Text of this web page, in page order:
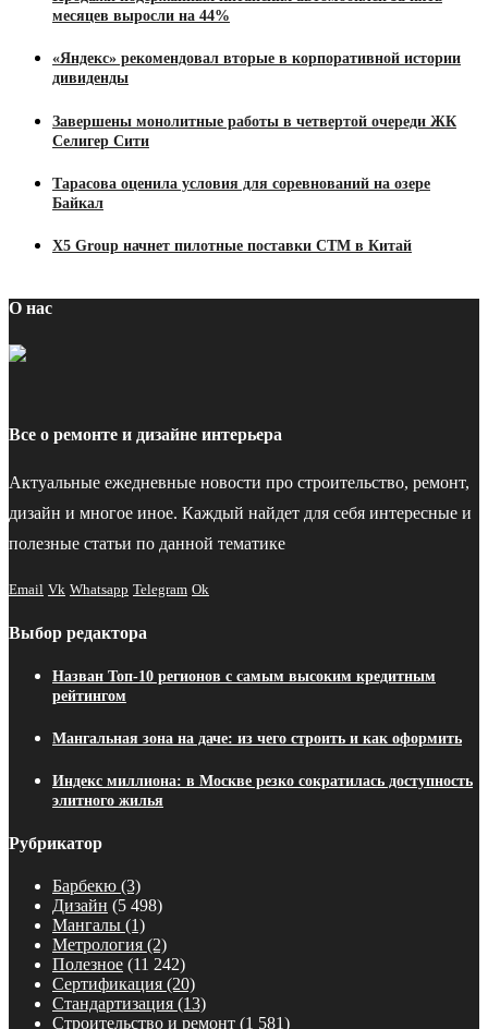
месяцев выросли на 44%
«Яндекс» рекомендовал вторые в корпоративной истории
дивиденды
Завершены монолитные работы в четвертой очереди ЖК
Селигер Сити
Тарасова оценила условия для соревнований на озере
Байкал
Х5 Group начнет пилотные поставки СТМ в Китай
О нас
Все о ремонте и дизайне интерьера
Актуальные ежедневные новости про строительство, ремонт,
дизайн и многое иное. Каждый найдет для себя интересные и
полезные статьи по данной тематике
Email Vk Whatsapp Telegram Ok
Выбор редактора
Назван Топ-10 регионов с самым высоким кредитным
рейтингом
Мангальная зона на даче: из чего строить и как оформить
Индекс миллиона: в Москве резко сократилась доступность
элитного жилья
Рубрикатор
Барбекю (3)
Дизайн (5 498)
Мангалы (1)
Метрология (2)
Полезное (11 242)
Сертификация (20)
Стандартизация (13)
Строительство и ремонт (1 581)